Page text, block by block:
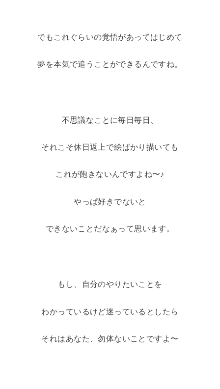
でもこれぐらいの覚悟があってはじめて
夢を本気で追うことができるんですね。
不思議なことに毎日毎日、
それこそ休日返上で絵ばかり描いても
これが飽きないんですよね〜♪
やっぱ好きでないと
できないことだなぁって思います。
もし、自分のやりたいことを
わかっているけど迷っているとしたら
それはあなた、勿体ないことですよ〜